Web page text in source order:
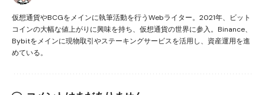
仮想通貨やBCGをメインに執筆活動を行うWebライター。2021年、ビット
コインの大幅な値上がりに興味を持ち、仮想通貨の世界に参入。Binance、
Bybitをメインに現物取引やステーキングサービスを活用し、資産運用を進
めている。